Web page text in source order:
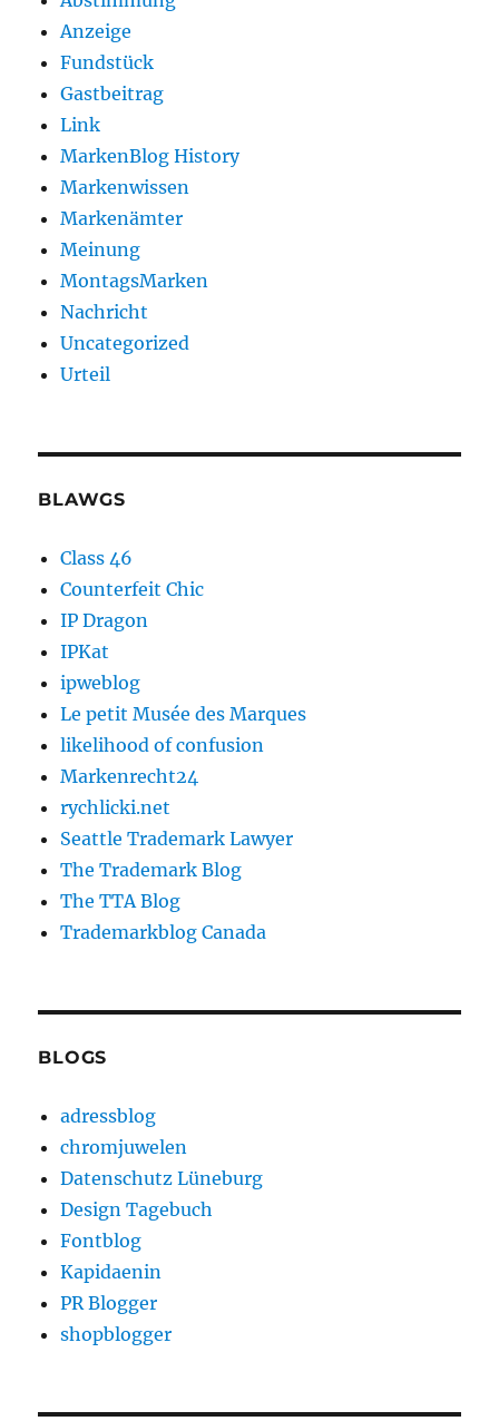
Anzeige
Fundstück
Gastbeitrag
Link
MarkenBlog History
Markenwissen
Markenämter
Meinung
MontagsMarken
Nachricht
Uncategorized
Urteil
BLAWGS
Class 46
Counterfeit Chic
IP Dragon
IPKat
ipweblog
Le petit Musée des Marques
likelihood of confusion
Markenrecht24
rychlicki.net
Seattle Trademark Lawyer
The Trademark Blog
The TTA Blog
Trademarkblog Canada
BLOGS
adressblog
chromjuwelen
Datenschutz Lüneburg
Design Tagebuch
Fontblog
Kapidaenin
PR Blogger
shopblogger